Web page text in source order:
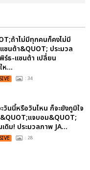
ถ้าไม่มีทุกคนก็คงไม่มี
ซนต้า&QUOT; ประมวล
ร์ธ-แซนต้า เปลี่ยน
ห...
: 34
วันนี้หรือวันไหน ก็จะยังภูมิใจ
แจบอม&QUOT;
เดิม! ประมวลภาพ JA...
: 28